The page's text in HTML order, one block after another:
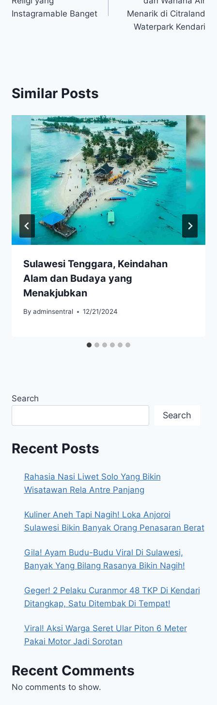
Instagramable Banget
Menarik di Citraland
Waterpark Kendari
Similar Posts
​Sulawesi Tenggara, Keindahan
Alam dan Budaya yang
Menakjubkan​
By adminsentral 12/21/2024
Search
Search
Recent Posts
Rahasia Nasi Liwet Solo Yang Bikin
Wisatawan Rela Antre Panjang
Kuliner Aneh Tapi Nagih! Loka Anjoroi
Sulawesi Bikin Banyak Orang Penasaran Berat
Gila! Ayam Budu-Budu Viral Di Sulawesi,
Banyak Yang Bilang Rasanya Bikin Nagih!
Geger! 2 Pelaku Curanmor 48 TKP Di Kendari
Ditangkap, Satu Ditembak Di Tempat!
Viral! Aksi Warga Seret Ular Piton 6 Meter
Pakai Motor Jadi Sorotan
Recent Comments
No comments to show.